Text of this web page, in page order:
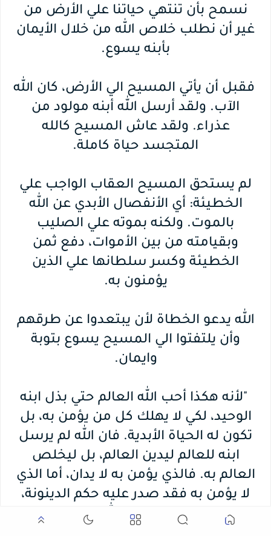
نسمح بأن تنتهي حياتنا علي الأرض من
غير أن نطلب خلاص الله من خلال الأيمان
بأبنه يسوع.
فقبل أن يأتي المسيح الي الأرض، كان الله
الآب. ولقد أرسل الله أبنه مولود من
عذراء. ولقد عاش المسيح كالله
المتجسد حياة كاملة.
لم يستحق المسيح العقاب الواجب علي
الخطيئة: أي الأنفصال الأبدي عن الله
بالموت. ولكنه بموته علي الصليب
وبقيامته من بين الأموات، دفع ثمن
الخطيئة وكسر سلطانها علي الذين
يؤمنون به.
الله يدعو الخطاة لأن يبتعدوا عن طرقهم
وأن يلتفتوا الي المسيح يسوع بتوبة
وايمان.
"لأنه هكذا أحب الله العالم حتي بذل ابنه
الوحيد، لكي لا يهلك كل من يؤمن به، بل
تكون له الحياة الأبدية. فان الله لم يرسل
ابنه للعالم ليدين العالم، بل ليخلص
العالم به. فالذي يؤمن به لا يدان، أما الذي
لا يؤمن به فقد صدر عليه حكم الدينونة،
لأنه لم يؤمن باسم ابن الله الوحيد" (يوحنا